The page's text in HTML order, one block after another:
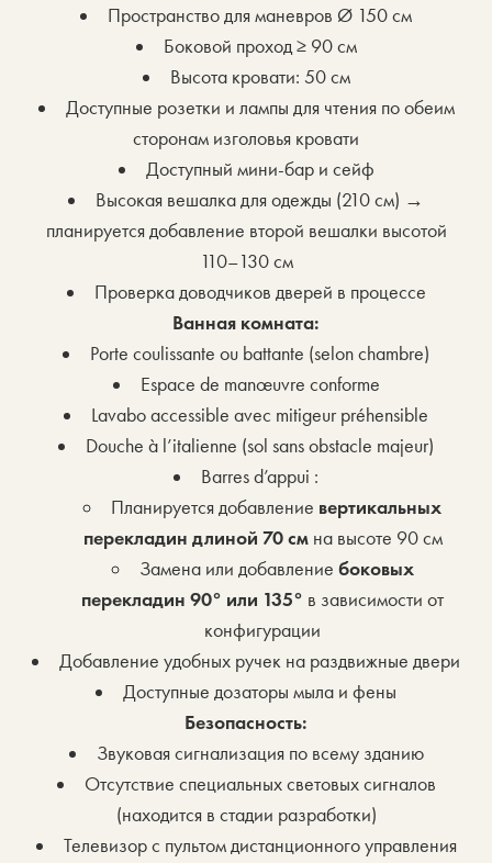
Пространство для маневров Ø 150 см
Боковой проход ≥ 90 см
Высота кровати: 50 см
Доступные розетки и лампы для чтения по обеим
сторонам изголовья кровати
Доступный мини-бар и сейф
Высокая вешалка для одежды (210 см) →
планируется добавление второй вешалки высотой
110–130 см
Проверка доводчиков дверей в процессе
Ванная комната:
Porte coulissante ou battante (selon chambre)
Espace de manœuvre conforme
Lavabo accessible avec mitigeur préhensible
Douche à l’italienne (sol sans obstacle majeur)
Barres d’appui :
Планируется добавление вертикальных
перекладин длиной 70 смна высоте 90 см
Замена или добавление боковых
перекладин 90° или 135° в зависимости от
конфигурации
Добавление удобных ручек на раздвижные двери
Доступные дозаторы мыла и фены
Безопасность:
Звуковая сигнализация по всему зданию
Отсутствие специальных световых сигналов
(находится в стадии разработки)
Телевизор с пультом дистанционного управления